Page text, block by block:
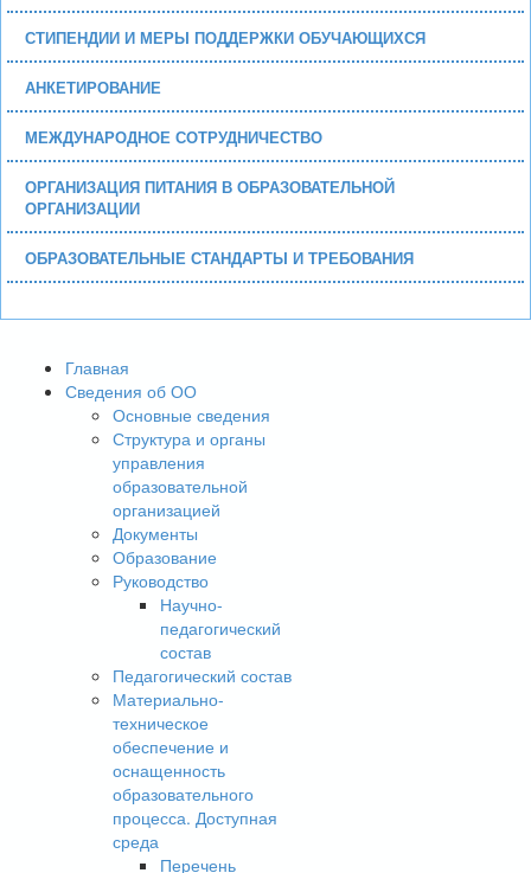
СТИПЕНДИИ И МЕРЫ ПОДДЕРЖКИ ОБУЧАЮЩИХСЯ
АНКЕТИРОВАНИЕ
МЕЖДУНАРОДНОЕ СОТРУДНИЧЕСТВО
ОРГАНИЗАЦИЯ ПИТАНИЯ В ОБРАЗОВАТЕЛЬНОЙ
ОРГАНИЗАЦИИ
ОБРАЗОВАТЕЛЬНЫЕ СТАНДАРТЫ И ТРЕБОВАНИЯ
Главная
Сведения об ОО
Основные сведения
Структура и органы
управления
образовательной
организацией
Документы
Образование
Руководство
Научно-
педагогический
состав
Педагогический состав
Материально-
техническое
обеспечение и
оснащенность
образовательного
процесса. Доступная
среда
Перечень